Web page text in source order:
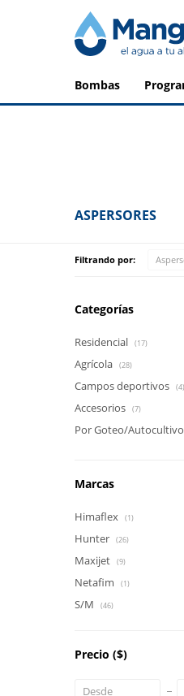
bombas
ASPERSORES
Filtrando por:
Categorías
Residencial (17)
Agrícola (28)
Campos deportivos (4)
Accesorios (7)
Por Goteo/Autocultivo
Marcas
Himaflex (1)
Hunter (26)
Maxijet (9)
Netafim (1)
S/M (46)
Precio ($)